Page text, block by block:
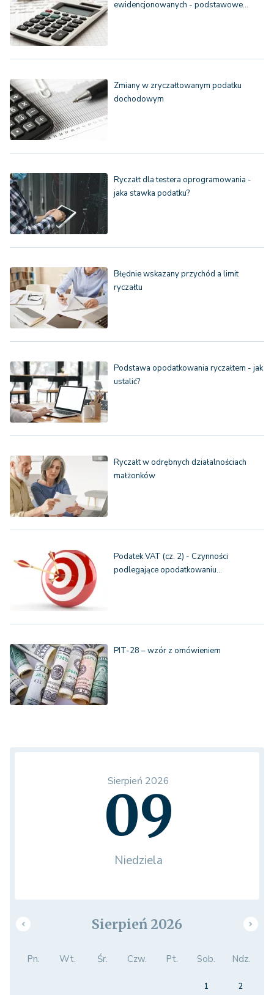
ewidencjonowanych - podstawowe…
Zmiany w zryczałtowanym podatku
dochodowym
Ryczałt dla testera oprogramowania -
jaka stawka podatku?
Błędnie wskazany przychód a limit
ryczałtu
Podstawa opodatkowania ryczałtem - jak
ustalić?
Ryczałt w odrębnych działalnościach
małżonków
Podatek VAT (cz. 2) - Czynności
podlegające opodatkowaniu…
PIT-28 – wzór z omówieniem
Sierpień 2026
09
Niedziela
Sierpień 2026
Pn. Wt. Śr. Czw. Pt. Sob. Ndz.
1
2